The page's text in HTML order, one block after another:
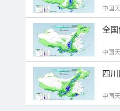
中国
全
中国
四
中国